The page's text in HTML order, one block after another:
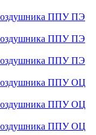
ППУ ПЭ
ППУ ПЭ
ППУ ПЭ
ППУ ОЦ
ППУ ОЦ
ППУ ОЦ